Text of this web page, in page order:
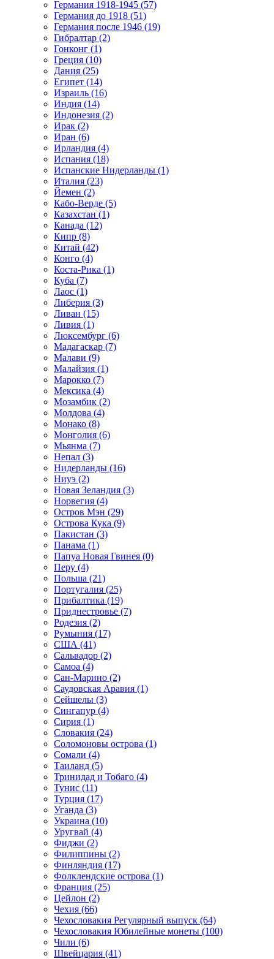
Германия 1918-1945 (57)
Германия до 1918 (51)
Германия после 1946 (19)
Гибралтар (2)
Гонконг (1)
Греция (10)
Дания (25)
Египет (14)
Израиль (16)
Индия (14)
Индонезия (2)
Ирак (2)
Иран (6)
Ирландия (4)
Испания (18)
Испанские Нидерланды (1)
Италия (23)
Йемен (2)
Кабо-Верде (5)
Казахстан (1)
Канада (12)
Кипр (8)
Китай (42)
Конго (4)
Коста-Рика (1)
Куба (7)
Лаос (1)
Либерия (3)
Ливан (15)
Ливия (1)
Люксембург (6)
Мадагаскар (7)
Малави (9)
Малайзия (1)
Марокко (7)
Мексика (4)
Мозамбик (2)
Молдова (4)
Монако (8)
Монголия (6)
Мьянма (7)
Непал (3)
Нидерланды (16)
Ниуэ (2)
Новая Зеландия (3)
Норвегия (4)
Остров Мэн (29)
Острова Кука (9)
Пакистан (3)
Панама (1)
Папуа Новая Гвинея (0)
Перу (4)
Польша (21)
Португалия (25)
Прибалтика (19)
Приднестровье (7)
Родезия (2)
Румыния (17)
США (41)
Сальвадор (2)
Самоа (4)
Сан-Марино (2)
Саудовская Аравия (1)
Сейшелы (3)
Сингапур (4)
Сирия (1)
Словакия (24)
Соломоновы острова (1)
Сомали (4)
Таиланд (5)
Тринидад и Тобаго (4)
Тунис (11)
Турция (17)
Уганда (3)
Украина (10)
Уругвай (4)
Фиджи (2)
Филиппины (2)
Финляндия (17)
Фолклендские острова (1)
Франция (25)
Цейлон (2)
Чехия (66)
Чехословакия Регулярный выпуск (64)
Чехословакия Юбилейные монеты (100)
Чили (6)
Швейцария (41)